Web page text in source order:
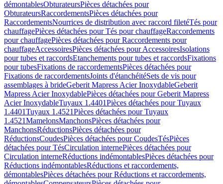
démontablesObturateursPièces détachées pour
ObturateursRaccordementsPièces détachées pour
RaccordementsNourrices de distribution avec raccord filetéTés pour
chauffagePièces détachées pour Tés pour chauffageRaccordements
pour chauffagePièces détachées pour Raccordements pour
chauffageAccessoiresPièces détachées pour AccessoiresIsolations
pour tubes et raccordsEtanchements pour tubes et raccordsFixations
pour tubesFixations de raccordementsPièces détachées pour
Fixations de raccordementsJoints d'étanchéitéSets de vis pour
assemblages à brideGeberit Mapress Acier InoxydableGeberit
Mapress Acier InoxydablePièces détachées pour Geberit Mapress
Acier InoxydableTuyaux 1.4401Pièces détachées pour Tuyaux
1.4401Tuyaux 1.4521Pièces détachées pour Tuyaux
1.4521MamelonsManchonsPièces détachées pour
ManchonsRéductionsPièces détachées pour
RéductionsCoudesPièces détachées pour CoudesTésPièces
détachées pour TésCirculation internePièces détachées pour
Circulation interneRéductions indémontablesPièces détachées pour
Réductions indémontablesRéductions et raccordements,
démontablesPièces détachées pour Réductions et raccordements,